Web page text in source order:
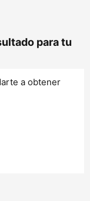
para tu
a obtener